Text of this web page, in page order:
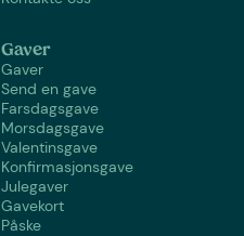
Gaver
Gaver
Send en gave
Farsdagsgave
Morsdagsgave
Valentinsgave
Konfirmasjonsgave
Julegaver
Gavekort
Påske